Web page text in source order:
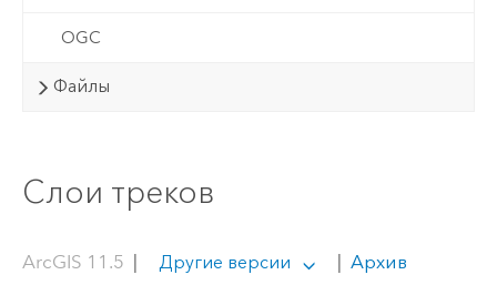
OGC
Файлы
Слои треков
ArcGIS 11.5 Другие версии
Архив